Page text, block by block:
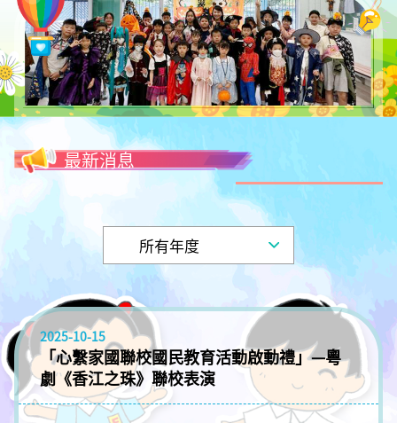
最新消息
2025-10-15
「心繫家國聯校國民教育活動啟動禮」—粵
劇《香江之珠》聯校表演